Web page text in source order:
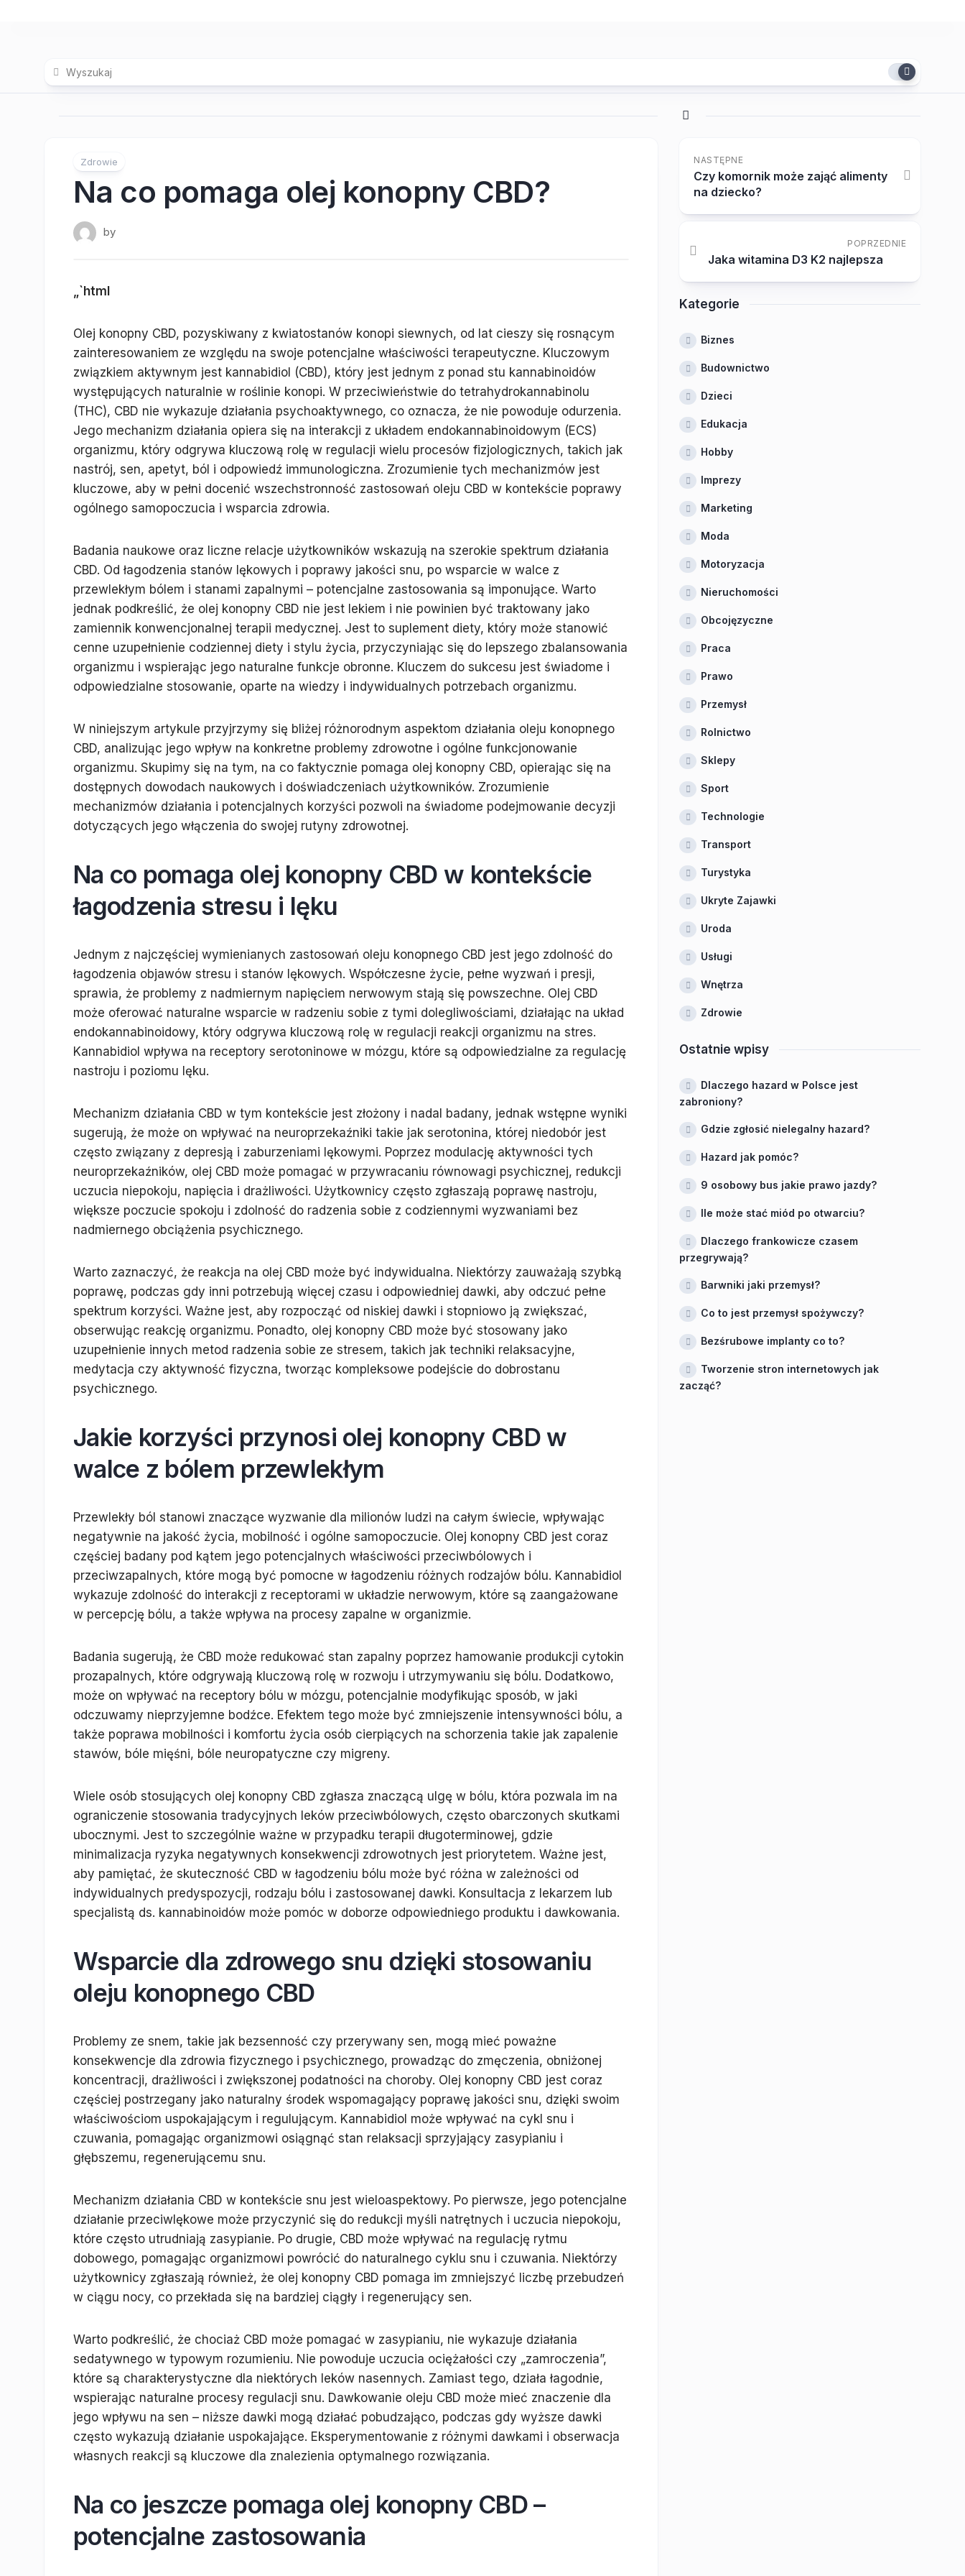
Zdrowie
Na co pomaga olej konopny CBD?
by
„`html
Olej konopny CBD, pozyskiwany z kwiatostanów konopi siewnych, od lat cieszy się rosnącym
zainteresowaniem ze względu na swoje potencjalne właściwości terapeutyczne. Kluczowym
związkiem aktywnym jest kannabidiol (CBD), który jest jednym z ponad stu kannabinoidów
występujących naturalnie w roślinie konopi. W przeciwieństwie do tetrahydrokannabinolu
(THC), CBD nie wykazuje działania psychoaktywnego, co oznacza, że nie powoduje odurzenia.
Jego mechanizm działania opiera się na interakcji z układem endokannabinoidowym (ECS)
organizmu, który odgrywa kluczową rolę w regulacji wielu procesów fizjologicznych, takich jak
nastrój, sen, apetyt, ból i odpowiedź immunologiczna. Zrozumienie tych mechanizmów jest
kluczowe, aby w pełni docenić wszechstronność zastosowań oleju CBD w kontekście poprawy
ogólnego samopoczucia i wsparcia zdrowia.
Badania naukowe oraz liczne relacje użytkowników wskazują na szerokie spektrum działania
CBD. Od łagodzenia stanów lękowych i poprawy jakości snu, po wsparcie w walce z
przewlekłym bólem i stanami zapalnymi – potencjalne zastosowania są imponujące. Warto
jednak podkreślić, że olej konopny CBD nie jest lekiem i nie powinien być traktowany jako
zamiennik konwencjonalnej terapii medycznej. Jest to suplement diety, który może stanowić
cenne uzupełnienie codziennej diety i stylu życia, przyczyniając się do lepszego zbalansowania
organizmu i wspierając jego naturalne funkcje obronne. Kluczem do sukcesu jest świadome i
odpowiedzialne stosowanie, oparte na wiedzy i indywidualnych potrzebach organizmu.
W niniejszym artykule przyjrzymy się bliżej różnorodnym aspektom działania oleju konopnego
CBD, analizując jego wpływ na konkretne problemy zdrowotne i ogólne funkcjonowanie
organizmu. Skupimy się na tym, na co faktycznie pomaga olej konopny CBD, opierając się na
dostępnych dowodach naukowych i doświadczeniach użytkowników. Zrozumienie
mechanizmów działania i potencjalnych korzyści pozwoli na świadome podejmowanie decyzji
dotyczących jego włączenia do swojej rutyny zdrowotnej.
Na co pomaga olej konopny CBD w kontekście
łagodzenia stresu i lęku
Jednym z najczęściej wymienianych zastosowań oleju konopnego CBD jest jego zdolność do
łagodzenia objawów stresu i stanów lękowych. Współczesne życie, pełne wyzwań i presji,
sprawia, że problemy z nadmiernym napięciem nerwowym stają się powszechne. Olej CBD
może oferować naturalne wsparcie w radzeniu sobie z tymi dolegliwościami, działając na układ
endokannabinoidowy, który odgrywa kluczową rolę w regulacji reakcji organizmu na stres.
Kannabidiol wpływa na receptory serotoninowe w mózgu, które są odpowiedzialne za regulację
nastroju i poziomu lęku.
Mechanizm działania CBD w tym kontekście jest złożony i nadal badany, jednak wstępne wyniki
sugerują, że może on wpływać na neuroprzekaźniki takie jak serotonina, której niedobór jest
często związany z depresją i zaburzeniami lękowymi. Poprzez modulację aktywności tych
neuroprzekaźników, olej CBD może pomagać w przywracaniu równowagi psychicznej, redukcji
uczucia niepokoju, napięcia i drażliwości. Użytkownicy często zgłaszają poprawę nastroju,
większe poczucie spokoju i zdolność do radzenia sobie z codziennymi wyzwaniami bez
nadmiernego obciążenia psychicznego.
Warto zaznaczyć, że reakcja na olej CBD może być indywidualna. Niektórzy zauważają szybką
poprawę, podczas gdy inni potrzebują więcej czasu i odpowiedniej dawki, aby odczuć pełne
spektrum korzyści. Ważne jest, aby rozpocząć od niskiej dawki i stopniowo ją zwiększać,
obserwując reakcję organizmu. Ponadto, olej konopny CBD może być stosowany jako
uzupełnienie innych metod radzenia sobie ze stresem, takich jak techniki relaksacyjne,
medytacja czy aktywność fizyczna, tworząc kompleksowe podejście do dobrostanu
psychicznego.
Jakie korzyści przynosi olej konopny CBD w
walce z bólem przewlekłym
Przewlekły ból stanowi znaczące wyzwanie dla milionów ludzi na całym świecie, wpływając
negatywnie na jakość życia, mobilność i ogólne samopoczucie. Olej konopny CBD jest coraz
częściej badany pod kątem jego potencjalnych właściwości przeciwbólowych i
przeciwzapalnych, które mogą być pomocne w łagodzeniu różnych rodzajów bólu. Kannabidiol
wykazuje zdolność do interakcji z receptorami w układzie nerwowym, które są zaangażowane
w percepcję bólu, a także wpływa na procesy zapalne w organizmie.
Badania sugerują, że CBD może redukować stan zapalny poprzez hamowanie produkcji cytokin
prozapalnych, które odgrywają kluczową rolę w rozwoju i utrzymywaniu się bólu. Dodatkowo,
może on wpływać na receptory bólu w mózgu, potencjalnie modyfikując sposób, w jaki
odczuwamy nieprzyjemne bodźce. Efektem tego może być zmniejszenie intensywności bólu, a
także poprawa mobilności i komfortu życia osób cierpiących na schorzenia takie jak zapalenie
stawów, bóle mięśni, bóle neuropatyczne czy migreny.
Wiele osób stosujących olej konopny CBD zgłasza znaczącą ulgę w bólu, która pozwala im na
ograniczenie stosowania tradycyjnych leków przeciwbólowych, często obarczonych skutkami
ubocznymi. Jest to szczególnie ważne w przypadku terapii długoterminowej, gdzie
minimalizacja ryzyka negatywnych konsekwencji zdrowotnych jest priorytetem. Ważne jest,
aby pamiętać, że skuteczność CBD w łagodzeniu bólu może być różna w zależności od
indywidualnych predyspozycji, rodzaju bólu i zastosowanej dawki. Konsultacja z lekarzem lub
specjalistą ds. kannabinoidów może pomóc w doborze odpowiedniego produktu i dawkowania.
Wsparcie dla zdrowego snu dzięki stosowaniu
oleju konopnego CBD
Problemy ze snem, takie jak bezsenność czy przerywany sen, mogą mieć poważne
konsekwencje dla zdrowia fizycznego i psychicznego, prowadząc do zmęczenia, obniżonej
koncentracji, drażliwości i zwiększonej podatności na choroby. Olej konopny CBD jest coraz
częściej postrzegany jako naturalny środek wspomagający poprawę jakości snu, dzięki swoim
właściwościom uspokajającym i regulującym. Kannabidiol może wpływać na cykl snu i
czuwania, pomagając organizmowi osiągnąć stan relaksacji sprzyjający zasypianiu i
głębszemu, regenerującemu snu.
Mechanizm działania CBD w kontekście snu jest wieloaspektowy. Po pierwsze, jego potencjalne
działanie przeciwlękowe może przyczynić się do redukcji myśli natrętnych i uczucia niepokoju,
które często utrudniają zasypianie. Po drugie, CBD może wpływać na regulację rytmu
dobowego, pomagając organizmowi powrócić do naturalnego cyklu snu i czuwania. Niektórzy
użytkownicy zgłaszają również, że olej konopny CBD pomaga im zmniejszyć liczbę przebudzeń
w ciągu nocy, co przekłada się na bardziej ciągły i regenerujący sen.
Warto podkreślić, że chociaż CBD może pomagać w zasypianiu, nie wykazuje działania
sedatywnego w typowym rozumieniu. Nie powoduje uczucia ociężałości czy „zamroczenia”,
które są charakterystyczne dla niektórych leków nasennych. Zamiast tego, działa łagodnie,
wspierając naturalne procesy regulacji snu. Dawkowanie oleju CBD może mieć znaczenie dla
jego wpływu na sen – niższe dawki mogą działać pobudzająco, podczas gdy wyższe dawki
często wykazują działanie uspokajające. Eksperymentowanie z różnymi dawkami i obserwacja
własnych reakcji są kluczowe dla znalezienia optymalnego rozwiązania.
Na co jeszcze pomaga olej konopny CBD –
potencjalne zastosowania
NASTĘPNE
Czy komornik może zająć alimenty
na dziecko?
POPRZEDNIE
Jaka witamina D3 K2 najlepsza
Kategorie
Biznes
Budownictwo
Dzieci
Edukacja
Hobby
Imprezy
Marketing
Moda
Motoryzacja
Nieruchomości
Obcojęzyczne
Praca
Prawo
Przemysł
Rolnictwo
Sklepy
Sport
Technologie
Transport
Turystyka
Ukryte Zajawki
Uroda
Usługi
Wnętrza
Zdrowie
Ostatnie wpisy
Dlaczego hazard w Polsce jest
zabroniony?
Gdzie zgłosić nielegalny hazard?
Hazard jak pomóc?
9 osobowy bus jakie prawo jazdy?
Ile może stać miód po otwarciu?
Dlaczego frankowicze czasem
przegrywają?
Barwniki jaki przemysł?
Co to jest przemysł spożywczy?
Bezśrubowe implanty co to?
Tworzenie stron internetowych jak
zacząć?